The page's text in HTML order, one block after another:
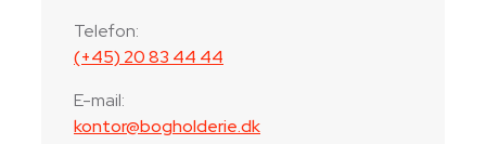
Telefon:
(+45) 20 83 44 44
E-mail:
kontor@bogholderie.dk